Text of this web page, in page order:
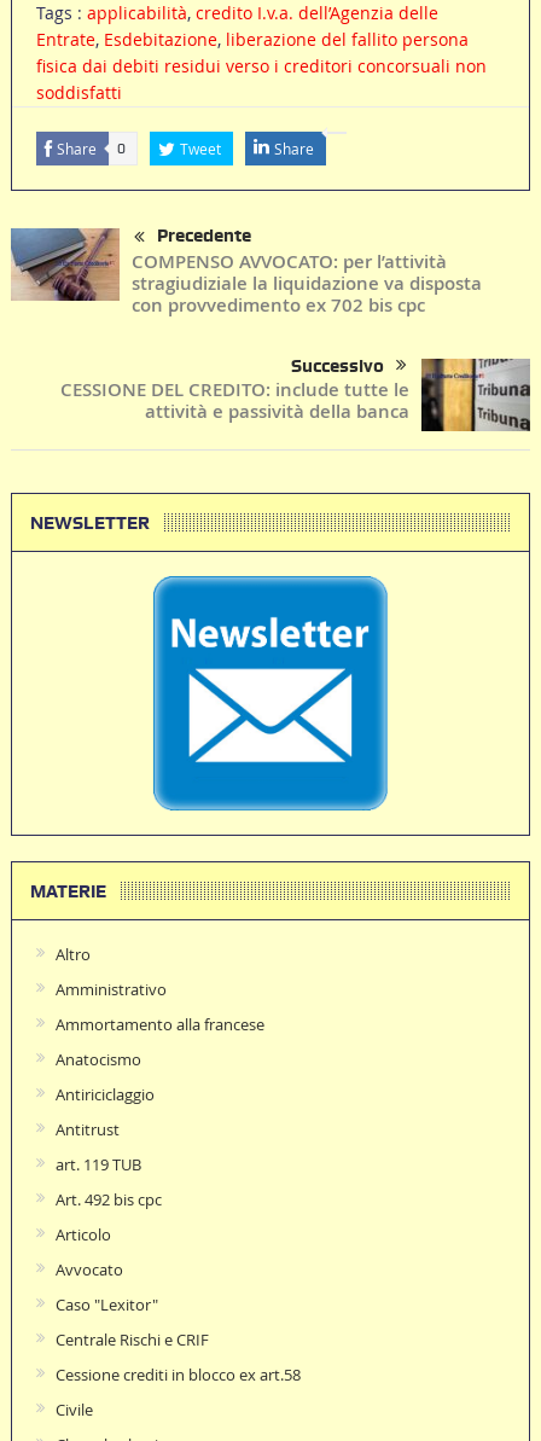
Tags : applicabilità, credito I.v.a. dell’Agenzia delle
Entrate, Esdebitazione, liberazione del fallito persona
fisica dai debiti residui verso i creditori concorsuali non
soddisfatti
Share 0 Tweet Share
Precedente
COMPENSO AVVOCATO: per l’attività
stragiudiziale la liquidazione va disposta
con provvedimento ex 702 bis cpc
Successivo
CESSIONE DEL CREDITO: include tutte le
attività e passività della banca
NEWSLETTER
MATERIE
Altro
Amministrativo
Ammortamento alla francese
Anatocismo
Antiriciclaggio
Antitrust
art. 119 TUB
Art. 492 bis cpc
Articolo
Avvocato
Caso "Lexitor"
Centrale Rischi e CRIF
Cessione crediti in blocco ex art.58
Civile